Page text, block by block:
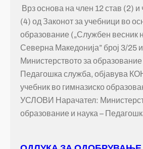
Врз основа на член 12 став (2) и
(4) од Законот за учебници во
образование („Службен весник
Северна Македонија” број 3/25
Министерството за образование
Педагошка служба, објавува
учебник во гимназиско
УСЛОВИ Нарачател:
образование и наука –